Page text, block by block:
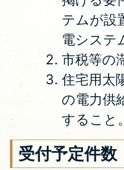
テムが設
電システ
市税等の
住宅用太
の電力供
すること。
受付予定件数